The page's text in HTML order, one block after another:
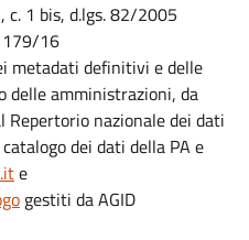
c. 1 bis, d.lgs. 82/2005
179/16
metadati definitivi e delle
delle amministrazioni, da
nazionale dei dati
dei dati della PA e
e
gestiti da AGID